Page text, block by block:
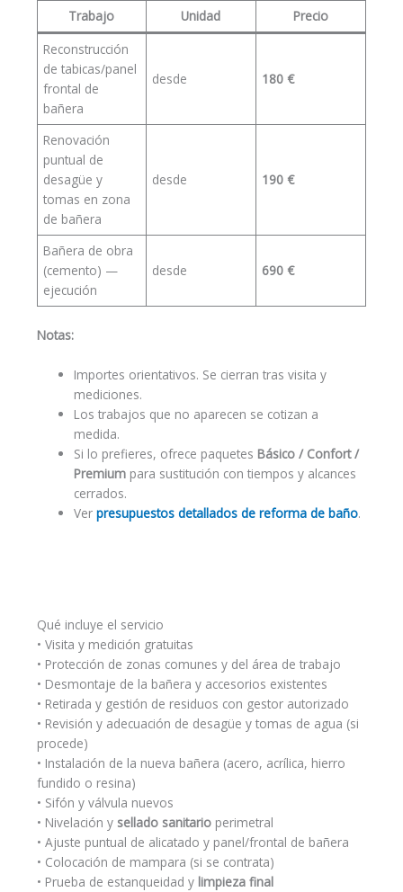
Trabajo
Unidad
Precio
Reconstrucción
de tabicas/panel
frontal de
bañera
desde 180 €
Renovación
puntual de
desagüe y
tomas en zona
de bañera
desde 190 €
Bañera de obra
(cemento) —
ejecución
desde 690 €
Notas:
Importes orientativos. Se cierran tras visita y
mediciones.
Los trabajos que no aparecen se cotizan a
medida.
Si lo prefieres, ofrece paquetes Básico / Confort /
Premiumpara sustitución con tiempos y alcances
cerrados.
Ver presupuestos detallados de reforma de baño.
Qué incluye el servicio
• Visita y medición gratuitas
• Protección de zonas comunes y del área de trabajo
• Desmontaje de la bañera y accesorios existentes
• Retirada y gestión de residuos con gestor autorizado
• Revisión y adecuación de desagüe y tomas de agua (si
procede)
• Instalación de la nueva bañera (acero, acrílica, hierro
fundido o resina)
• Sifón y válvula nuevos
• Nivelación y sellado sanitarioperimetral
• Ajuste puntual de alicatado y panel/frontal de bañera
• Colocación de mampara (si se contrata)
• Prueba de estanqueidad y limpieza final